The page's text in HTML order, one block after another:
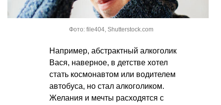
Фото: file404, Shutterstock.com
Например, абстрактный алкоголик
Вася, наверное, в детстве хотел
стать космонавтом или водителем
автобуса, но стал алкоголиком.
Желания и мечты расходятся с